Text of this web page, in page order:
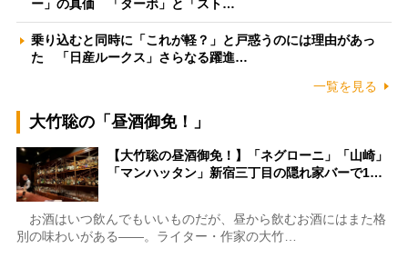
ー」の真価 「ターボ」と「スト…
乗り込むと同時に「これが軽？」と戸惑うのには理由があっ
た 「日産ルークス」さらなる躍進…
一覧を見る
大竹聡の「昼酒御免！」
【大竹聡の昼酒御免！】「ネグローニ」「山崎」
「マンハッタン」新宿三丁目の隠れ家バーで1…
お酒はいつ飲んでもいいものだが、昼から飲むお酒にはまた格
別の味わいがある――。ライター・作家の大竹…